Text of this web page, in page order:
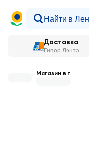
Доставка
Гипер Лента
Магазин в г.